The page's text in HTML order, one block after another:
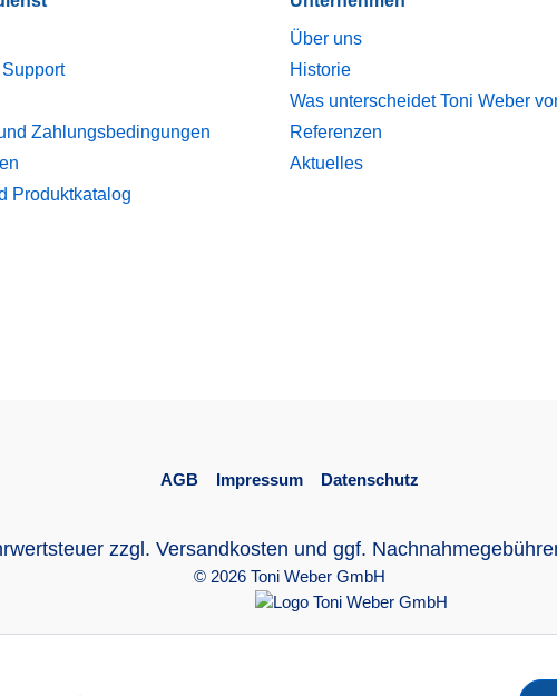
Zahlungsbedingungen
Produktkatalog
Über uns
Historie
Was unterscheidet Toni Weber
Referenzen
Aktuelles
AGB Impressum Datenschutz
zzgl. Versandkosten und ggf.
© 2026 Toni Weber GmbH